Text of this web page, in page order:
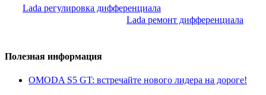
Lada регулировка дифференциала
Lada ремонт дифференциала
Полезная информация
OMODA S5 GT: встречайте нового лидера на дороге!